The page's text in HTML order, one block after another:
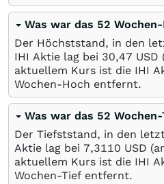
Was war das 52
Der Höchststand, in den
IHI Aktie lag bei 30,47 USD
aktuellem Kurs ist die IHI
Wochen-Hoch entfernt.
Was war das 52
Der Tiefststand, in den
Aktie lag bei 7,3110 USD
aktuellem Kurs ist die IHI
Wochen-Tief entfernt.